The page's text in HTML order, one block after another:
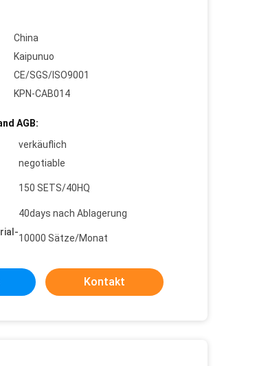
China
Kaipunuo
CE/SGS/ISO9001
KPN-CAB014
AGB:
verkäuflich
negotiable
150 SETS/40HQ
40days nach Ablagerung
10000 Sätze/Monat
Kontakt